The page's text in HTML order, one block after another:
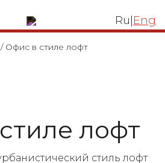
Ru Eng
/ Офис в стиле лофт
лофт
стиль лофт